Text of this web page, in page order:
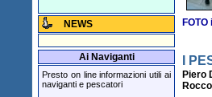
NEWS
Ai Naviganti
Presto on line informazioni utili ai
naviganti e pescatori
I
Piero